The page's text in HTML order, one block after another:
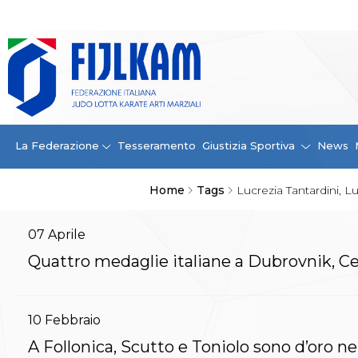
La Federazione Tesseramento Giustizia Sportiva News
Home Tags Lucrezia Tantardini,
La Federazione
La FIJLKAM
Organigramma
Storia
Campioni di tutti i tempi
News
Convenzioni
Contatti
Safeguarding Policy
Contatti
07 Aprile
Quattro medaglie italiane a Dubrovnik,
10 Febbraio
A Follonica, Scutto e Toniolo sono d’oro